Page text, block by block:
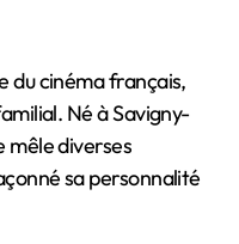
du cinéma français,
Né à Savigny-
mêle diverses
sa personnalité